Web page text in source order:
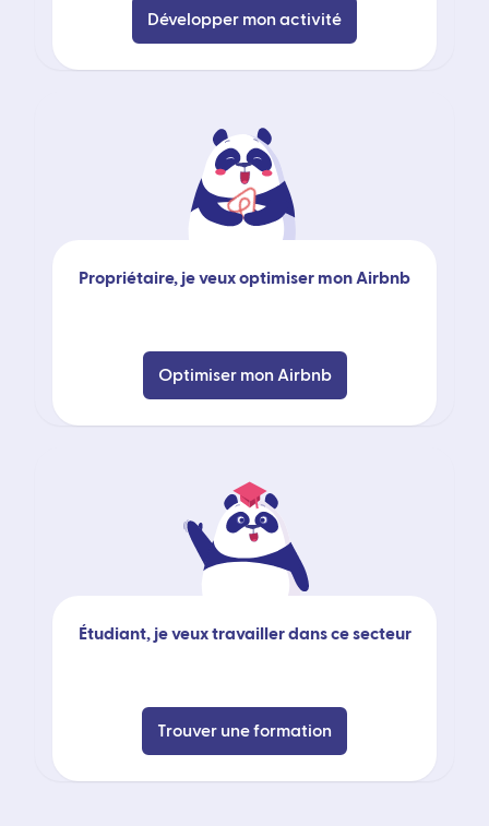
Développer mon activité
Propriétaire, je veux optimiser mon Airbnb
Optimiser mon Airbnb
Étudiant, je veux travailler dans ce secteur
Trouver une formation